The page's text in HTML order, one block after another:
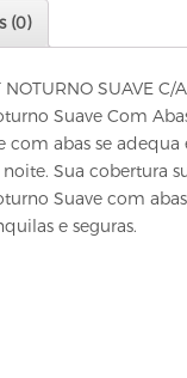
(0)
NOTURNO SUAVE C/
Suave Com
abas se
Sua cobertura
Suave com
e seguras.